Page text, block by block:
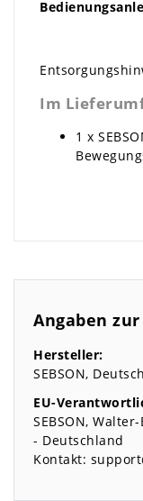
Im
1 x
Angaben
Hersteller:
SEBSON
EU-
SEBSON
Deutschland
Kontakt: